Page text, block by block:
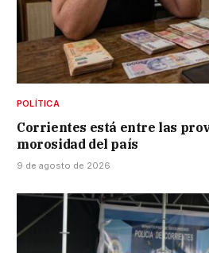
POLÍTICA
Corrientes está entre las
morosidad del país
9 de agosto de 2026